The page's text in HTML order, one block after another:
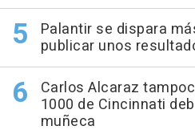
Palantir se dispara
publicar unos
Carlos Alcaraz
1000 de Cincinnati
muñeca